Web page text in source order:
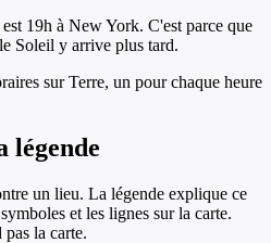
19h à New York. C'est parce que
Soleil y arrive plus tard.
sur Terre, un pour chaque heure
légende
un lieu. La légende explique ce
et les lignes sur la carte.
pas la carte.